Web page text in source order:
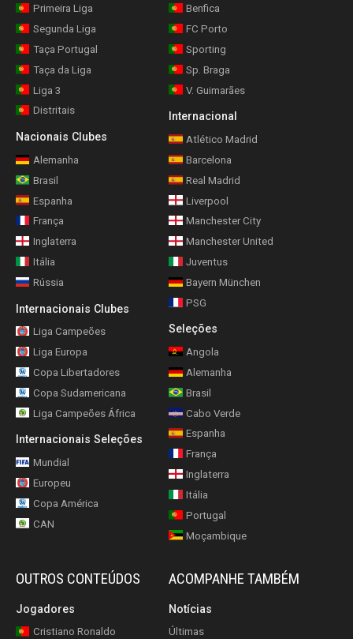
Primeira Liga
Segunda Liga
Taça Portugal
Taça da Liga
Liga 3
Distritais
Nacionais Clubes
Alemanha
Brasil
Espanha
França
Inglaterra
Itália
Rússia
Internacionais Clubes
Liga Campeões
Liga Europa
Copa Libertadores
Copa Sudamericana
Liga Campeões África
Internacionais Seleções
Mundial
Europeu
Copa América
CAN
Benfica
FC Porto
Sporting
Sp. Braga
V. Guimarães
Internacional
Atlético Madrid
Barcelona
Real Madrid
Liverpool
Manchester City
Manchester United
Juventus
Bayern München
PSG
Seleções
Angola
Alemanha
Brasil
Cabo Verde
Espanha
França
Inglaterra
Itália
Portugal
Moçambique
OUTROS CONTEÚDOS
Jogadores
Cristiano Ronaldo
ACOMPANHE TAMBÉM
Notícias
Últimas